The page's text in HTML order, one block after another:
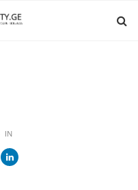
INPOSTED
IN